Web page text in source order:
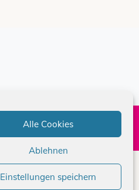
Alle Cookies
Ablehnen
Einstellungen speichern